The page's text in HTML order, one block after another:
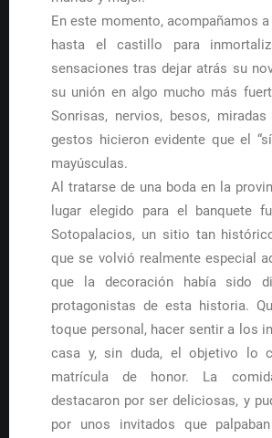
En este momento, acompañamos
hasta el castillo para
sensaciones tras dejar atrás su
su unión en algo mucho más
Sonrisas, nervios, besos,
gestos hicieron evidente que el
mayúsculas.
Al tratarse de una boda en la
lugar elegido para el banquete
Sotopalacios, un sitio tan
que se volvió realmente especial
que la decoración había sido
protagonistas de esta historia.
toque personal, hacer sentir a los
casa y, sin duda, el objetivo lo
matrícula de honor. La
destacaron por ser deliciosas, y
por unos invitados que